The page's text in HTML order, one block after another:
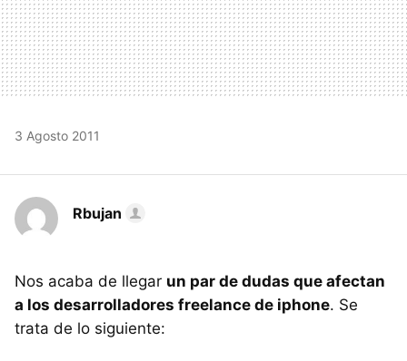
3 Agosto 2011
Rbujan
Nos acaba de llegar un par de dudas que afectan
a los desarrolladores freelance de iphone. Se
trata de lo siguiente: